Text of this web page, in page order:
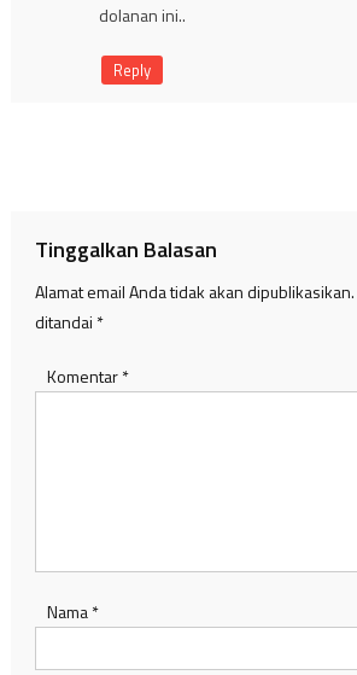
dolanan ini..
Reply
Tinggalkan Balasan
Alamat email Anda tidak akan dipublikasikan.
ditandai *
Komentar*
Nama*